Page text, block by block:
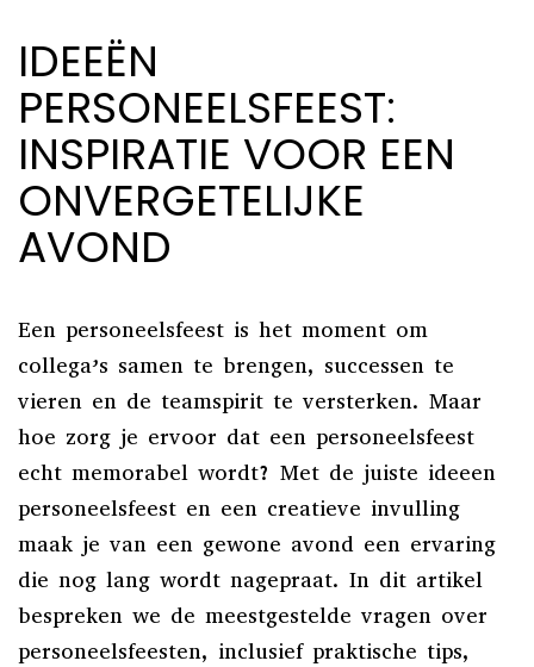
IDEEËN
PERSONEELSFEEST:
INSPIRATIE VOOR EEN
ONVERGETELIJKE
AVOND
Een personeelsfeest is het moment om
collega’s samen te brengen, successen te
vieren en de teamspirit te versterken. Maar
hoe zorg je ervoor dat een personeelsfeest
echt memorabel wordt? Met de juiste ideeen
personeelsfeest en een creatieve invulling
maak je van een gewone avond een ervaring
die nog lang wordt nagepraat. In dit artikel
bespreken we de meestgestelde vragen over
personeelsfeesten, inclusief praktische tips,